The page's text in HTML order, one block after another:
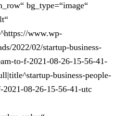
bg_type=“image“
www.wp-
2022/02/startup-business-
to-f-2021-08-26-15-56-41-
business-people-
08-26-15-56-41-utc